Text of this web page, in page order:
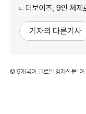
더보이즈, 9인 체제로
기자의 다른기사
©'5개국어 글로벌 경제신문' 아